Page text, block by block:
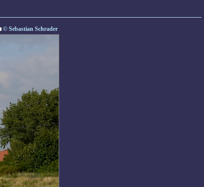
© Sebastian Schrader